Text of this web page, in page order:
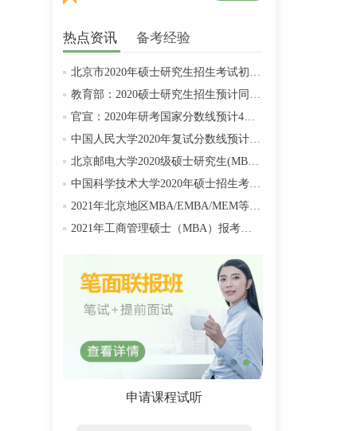
热点资讯 备考经验
北京市2020年硕士研究生招生考试初试成绩查询及复查复核的公告
教育部：2020硕士研究生招生预计同比增加18.9万人
官宣：2020年研考国家分数线预计4月中旬左右公布
中国人民大学2020年复试分数线预计将于4月中旬左右公布
北京邮电大学2020级硕士研究生(MBA/MPAcc/MPA等)学费标准
中国科学技术大学2020年硕士招生考试复试分数线预4月中旬公布
2021年北京地区MBA/EMBA/MEM等管理类联考提前批面试汇总
2021年工商管理硕士（MBA）报考条件
申请课程试听